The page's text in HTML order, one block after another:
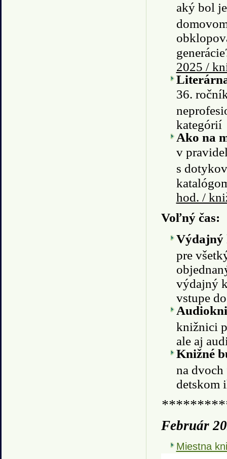
aký bol
2025 /
36.
kategórií
Ako na
v
s
hod. /
Voľný čas:
Výdajný
pre
výdajný
vstupe
knižnici
ale aj
Knižné
na
detskom
Február
Miestna